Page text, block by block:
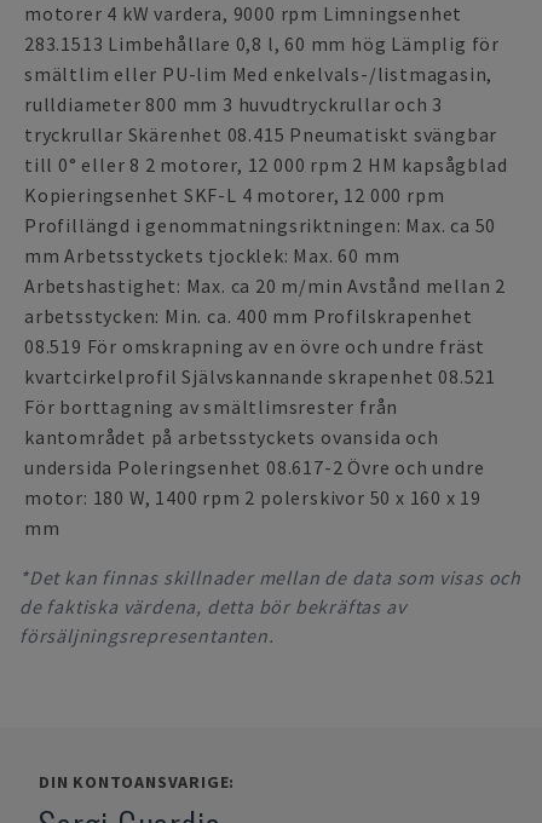
motorer 4 kW vardera, 9000 rpm Limningsenhet
283.1513 Limbehållare 0,8 l, 60 mm hög Lämplig för
smältlim eller PU-lim Med enkelvals-/listmagasin,
rulldiameter 800 mm 3 huvudtryckrullar och 3
tryckrullar Skärenhet 08.415 Pneumatiskt svängbar
till 0° eller 8 2 motorer, 12 000 rpm 2 HM kapsågblad
Kopieringsenhet SKF-L 4 motorer, 12 000 rpm
Profillängd i genommatningsriktningen: Max. ca 50
mm Arbetsstyckets tjocklek: Max. 60 mm
Arbetshastighet: Max. ca 20 m/min Avstånd mellan 2
arbetsstycken: Min. ca. 400 mm Profilskrapenhet
08.519 För omskrapning av en övre och undre fräst
kvartcirkelprofil Självskannande skrapenhet 08.521
För borttagning av smältlimsrester från
kantområdet på arbetsstyckets ovansida och
undersida Poleringsenhet 08.617-2 Övre och undre
motor: 180 W, 1400 rpm 2 polerskivor 50 x 160 x 19
mm
*Det kan finnas skillnader mellan de data som visas och
de faktiska värdena, detta bör bekräftas av
försäljningsrepresentanten.
DIN KONTOANSVARIGE: